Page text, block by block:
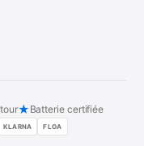
★ Batterie certifiée
KLARNA FLOA